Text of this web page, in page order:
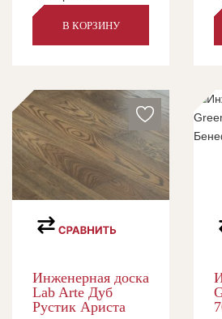
В КОРЗИНУ
Инженерная доска
Lab Arte Дуб
Рустик Ариста